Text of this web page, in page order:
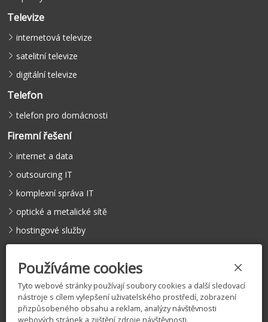
Televize
internetová televize
satelitní televize
digitální televize
Telefon
telefon pro domácnosti
Firemní řešení
internet a data
outsourcing IT
komplexní správa IT
optické a metalické sítě
hostingové služby
©COMFEEL s.r.o., 2005 – 2026 |Licence|Vyjádření k existenci
sítí|Zásady zpracování osobních údajů|Nastavení cookies
Používáme cookies
Tyto webové stránky používají soubory cookies a další sledovací
nástroje s cílem vylepšení uživatelského prostředí, zobrazení
přizpůsobeného obsahu a reklam, analýzy návštěvnosti
webových stránek a zjištění zdroje návštěvnosti.